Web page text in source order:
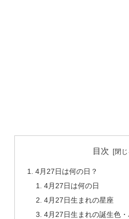
目次
4月27日は何の日？
4月27日は何の日
4月27日生まれの星座
4月27日生まれの誕生色